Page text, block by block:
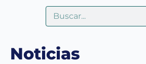
Noticias